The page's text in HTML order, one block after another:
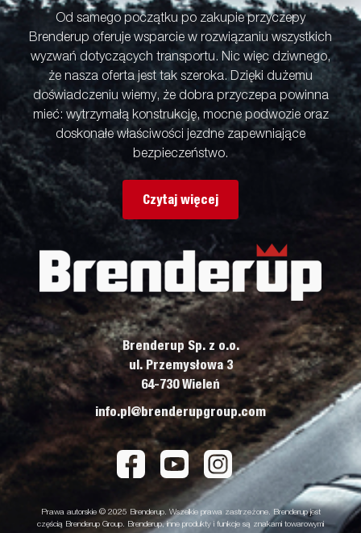
Od samego początku po zakupie przyczepy
Brenderup oferuje wsparcie w rozwiązaniu wszystkich
wyzwań dotyczących transportu. Nic więc dziwnego,
że nasza oferta jest tak szeroka. Dzięki dużemu
doświadczeniu wiemy, że dobra przyczepa powinna
mieć: wytrzymałą konstrukcję, mocne podwozie oraz
doskonałe właściwości jezdne zapewniające
bezpieczeństwo.
Czytaj więcej
Brenderup Sp. z o.o.
ul. Przemysłowa 3
64-730 Wieleń
info.pl@brenderupgroup.com
Prawa autorskie © 2025 Brenderup. Wszelkie prawa zastrzeżone. Brenderup jest
częścią Brenderup Group. Brenderup, inne produkty i funkcje są znakami towarowymi